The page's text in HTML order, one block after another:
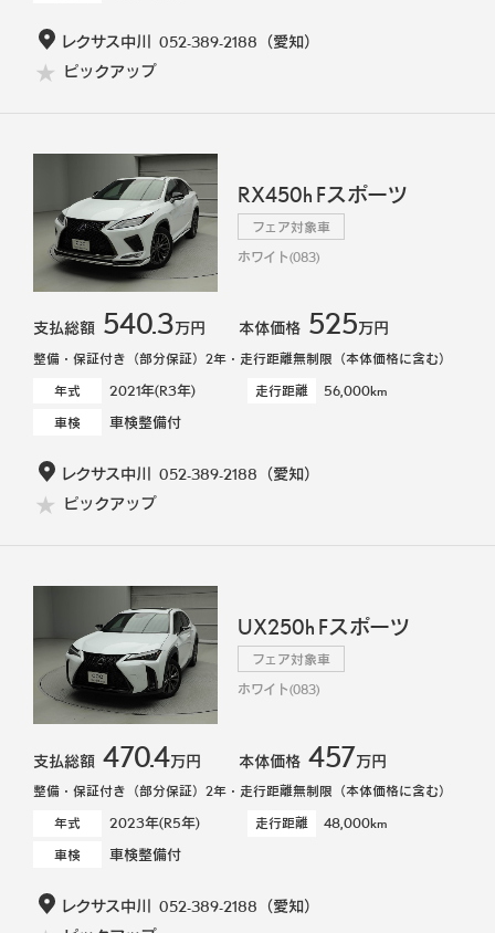
レクサス中川 052-389-2188 （愛知）
ピックアップ
RX450h Fスポーツ
フェア対象車
ホワイト(083)
支払総額 540.3万円 本体価格 525万円
整備・保証付き（部分保証）2年・走行距離無制限（本体価格に含む）
年式
2021年(R3年) 走行距離 56,000km
車検 車検整備付
レクサス中川 052-389-2188 （愛知）
ピックアップ
UX250h Fスポーツ
フェア対象車
ホワイト(083)
支払総額 470.4万円 本体価格 457万円
整備・保証付き（部分保証）2年・走行距離無制限（本体価格に含む）
年式
2023年(R5年) 走行距離 48,000km
車検 車検整備付
レクサス中川 052-389-2188 （愛知）